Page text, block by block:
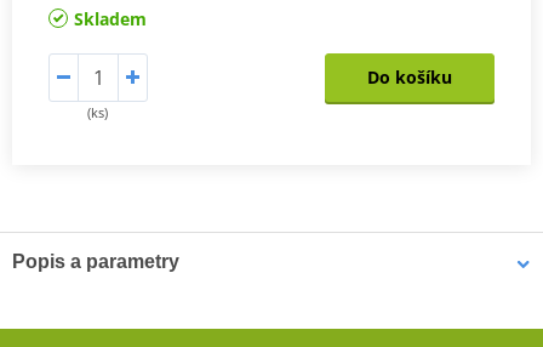
Skladem
(ks)
Do košíku
Popis a parametry